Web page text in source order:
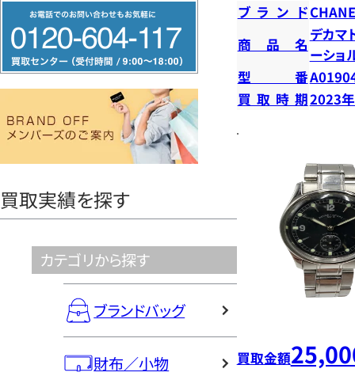
リ
ー
ヤ
買取実績を探す
カテゴリから探す
ブランドバッグ
財布／小物
ブランド
商品名
デカマ
ーショ
型番
買取時期2023
買取金額